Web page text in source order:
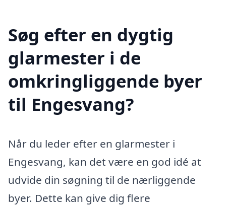
Søg efter en dygtig
glarmester i de
omkringliggende byer
til Engesvang?
Når du leder efter en glarmester i
Engesvang, kan det være en god idé at
udvide din søgning til de nærliggende
byer. Dette kan give dig flere